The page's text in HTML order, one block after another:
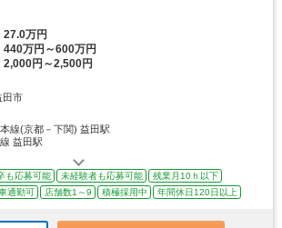
27.0万円
440万円～600万円
2,000円～2,500円
田市
本線(京都－下関) 益田駅
線 益田駅
も応募可能 未経験者も応募可能
残業月10ｈ以下
通勤可 店舗数1～9 積極採用中 年間休日120日以上